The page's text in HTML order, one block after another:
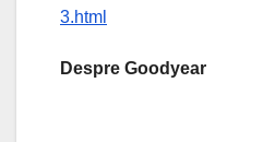
3.html
Despre Goodyear